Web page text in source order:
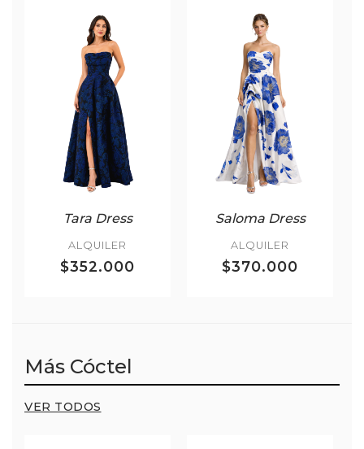
Tara Dress
ALQUILER
$352.000
Saloma Dress
ALQUILER
$370.000
Más Cóctel
VER TODOS